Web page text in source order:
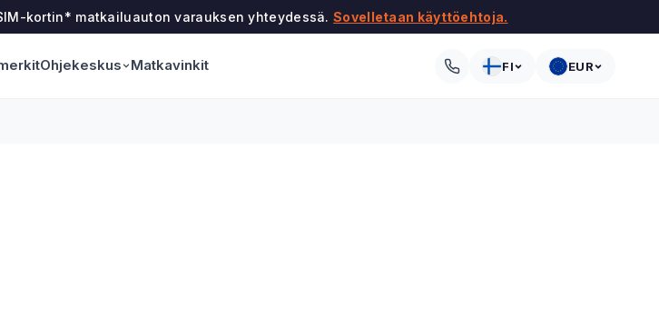
kortin* matkailuauton varauksen yhteydessä.Sovelletaan käyttöehtoja.
Ohjekeskus Matkavinkit FI EUR